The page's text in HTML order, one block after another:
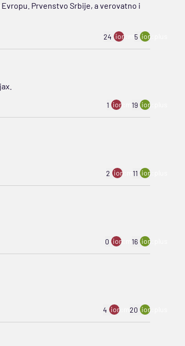
Prvenstvo Srbije, a verovatno i
24 ion:minus
5 ion:plus
1 ion:minus
19 ion:plus
2 ion:minus
11 ion:plus
0 ion:minus
16 ion:plus
4 ion:minus
20 ion:plus